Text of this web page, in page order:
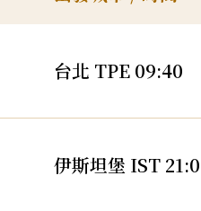
台北 TPE 09:40
伊斯坦堡 IST